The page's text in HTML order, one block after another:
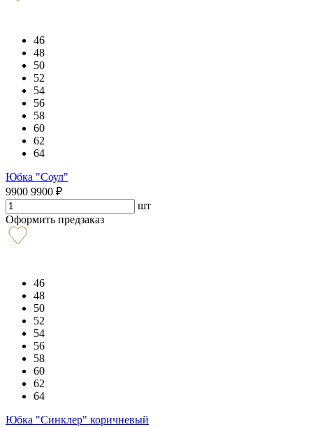
46
48
50
52
54
56
58
60
62
64
Юбка "Соул"
9900 9900 ₽
шт
Оформить предзаказ
46
48
50
52
54
56
58
60
62
64
Юбка "Синклер" коричневый